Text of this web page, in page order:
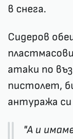
в снега.
Сидеров
атаки по
пистолет,
антуража
"А и